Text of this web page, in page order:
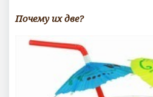
Почему их две?